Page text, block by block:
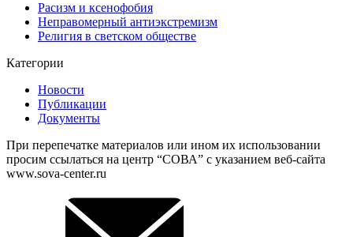
Расизм и ксенофобия
Неправомерный антиэкстремизм
Религия в светском обществе
Категории
Новости
Публикации
Документы
При перепечатке материалов или ином их использовании
просим ссылаться на центр “СОВА” с указанием веб-сайта
www.sova-center.ru